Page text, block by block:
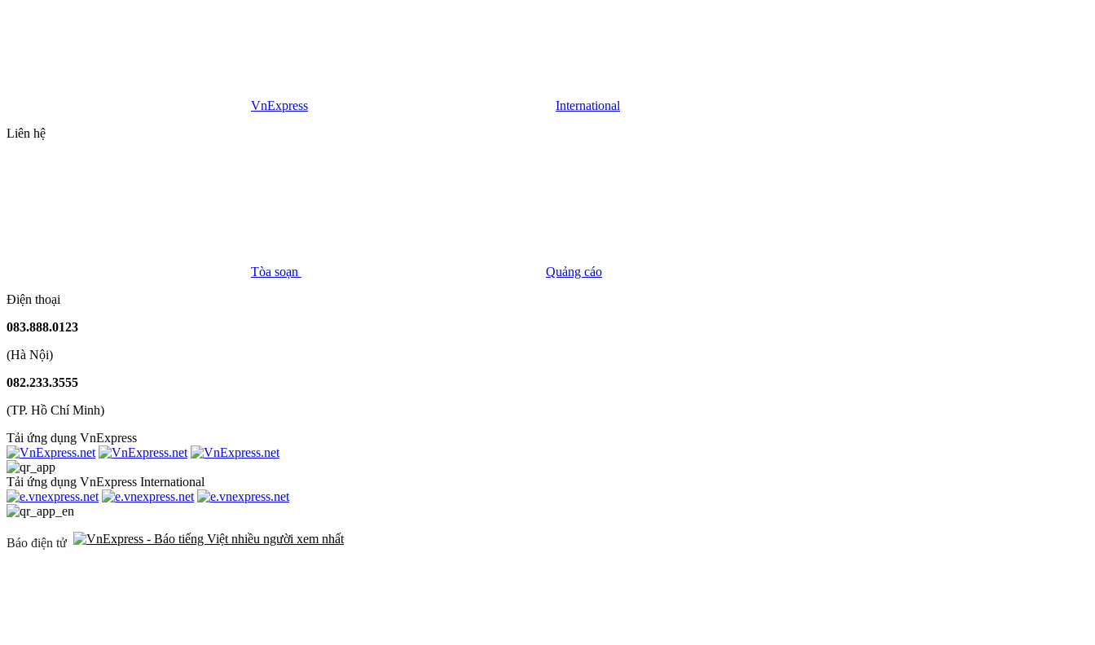
VnExpress
International
Liên hệ
Tòa soạn
Quảng cáo
Điện thoại
083.888.0123
(Hà Nội)
082.233.3555
(TP. Hồ Chí Minh)
Tải ứng dụng VnExpress
Tải ứng dụng VnExpress International
Báo điện tử